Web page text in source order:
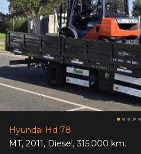
Hyundai Hd 78
MT, 2011, Diesel,315.000 km.